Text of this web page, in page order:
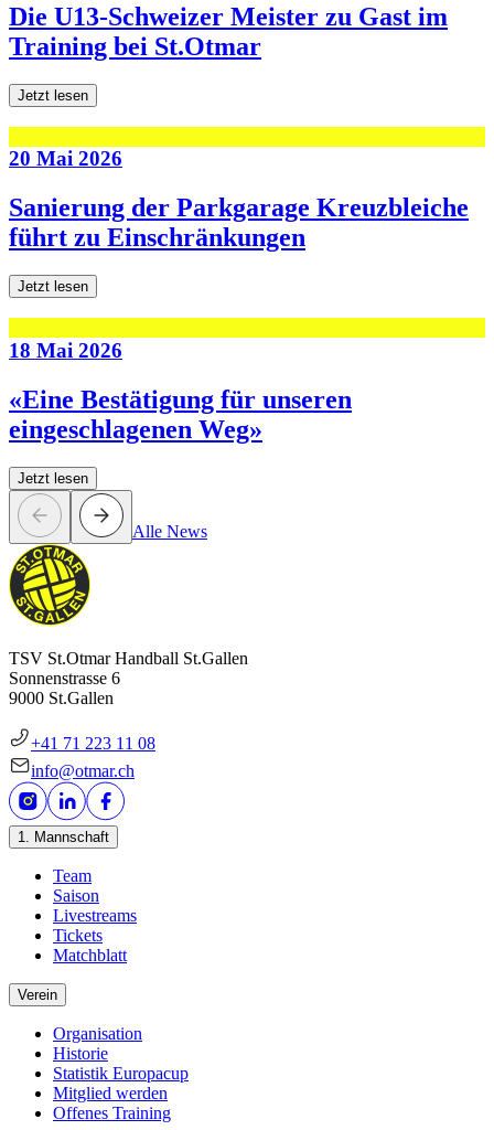
Die U13-Schweizer Meister zu Gast im
Training bei St.Otmar
Jetzt lesen
20 Mai 2026
Sanierung der Parkgarage Kreuzbleiche
führt zu Einschränkungen
Jetzt lesen
18 Mai 2026
«Eine Bestätigung für unseren
eingeschlagenen Weg»
Jetzt lesen
Alle News
TSV St.Otmar Handball St.Gallen
Sonnenstrasse 6
9000 St.Gallen
+41 71 223 11 08
info@otmar.ch
1. Mannschaft
Team
Saison
Livestreams
Tickets
Matchblatt
Verein
Organisation
Historie
Statistik Europacup
Mitglied werden
Offenes Training